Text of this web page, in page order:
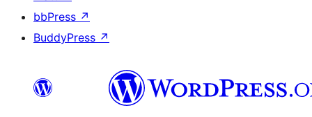
bbPress ↗
BuddyPress ↗